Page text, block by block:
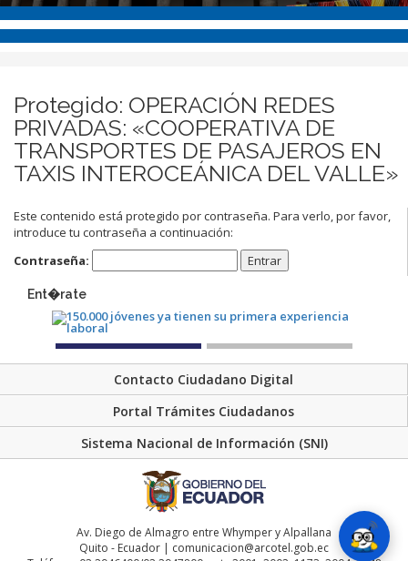
Protegido: OPERACIÓN REDES
PRIVADAS: «COOPERATIVA DE
TRANSPORTES DE PASAJEROS EN
TAXIS INTEROCEÁNICA DEL VALLE»
Este contenido está protegido por contraseña. Para verlo, por favor,
introduce tu contraseña a continuación:
Contraseña:
Ent�rate
Contacto Ciudadano Digital
Portal Trámites Ciudadanos
Sistema Nacional de Información (SNI)
Av. Diego de Almagro entre Whymper y Alpallana
Quito - Ecuador | comunicacion@arcotel.gob.ec